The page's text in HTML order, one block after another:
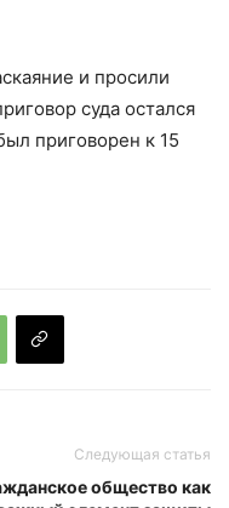
и просили
суда остался
приговорен к 15
Следующая статья
общество как